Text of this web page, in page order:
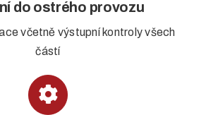
do ostrého provozu
včetně výstupní kontroly všech
částí